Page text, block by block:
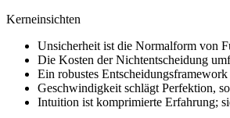
Kerneinsichten
Unsicherheit ist die Normalform von
Die Kosten der Nichtentscheidung
Ein robustes
Geschwindigkeit schlägt Perfektion,
Intuition ist komprimierte Erfahrung;